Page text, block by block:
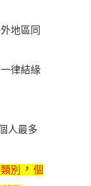
地區同
律結緣
人最多
別 ， 個